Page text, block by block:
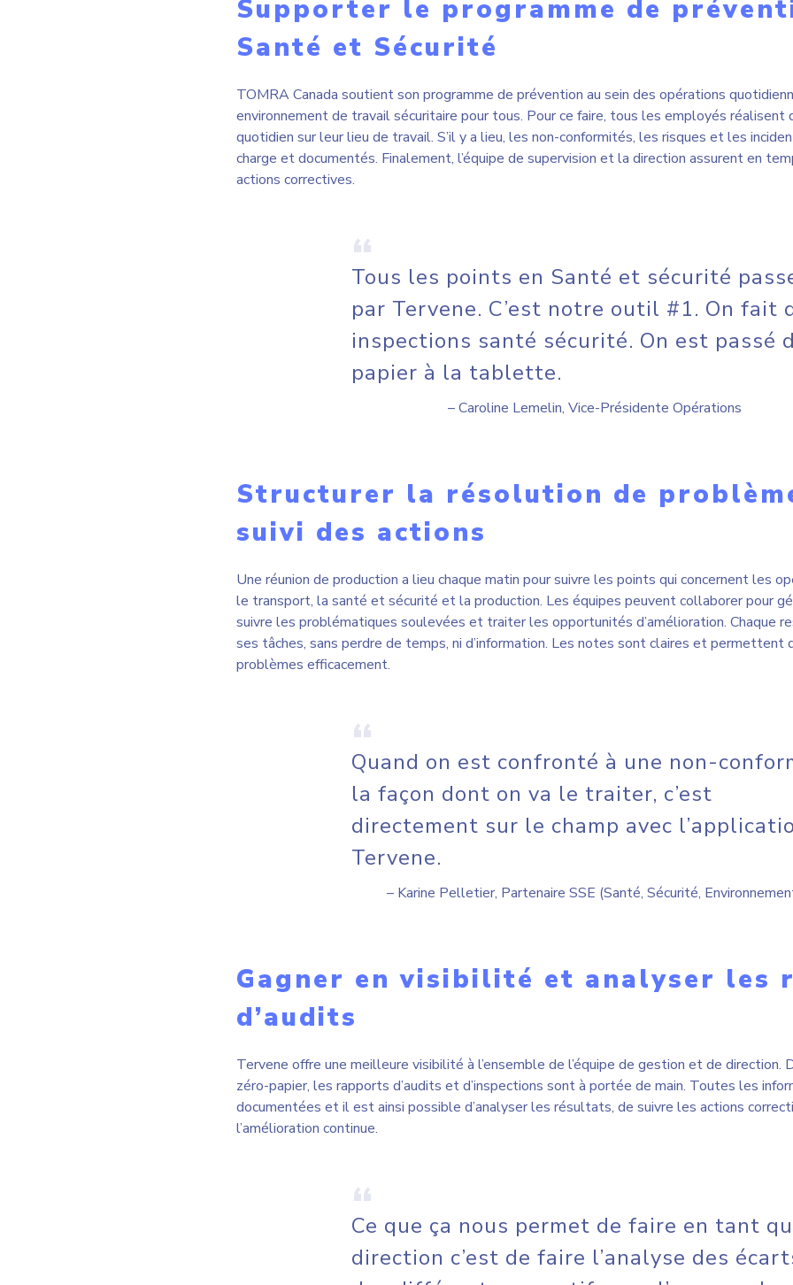
par Tervene. C’est notre outil #1. On fait
inspections santé sécurité. On est passé
– Caroline Lemelin, Vice-Présidente Opérations
Structurer la résolution de
Une réunion de production a lieu chaque matin pour suivre les points qui concernent les
le transport, la santé et sécurité et la production. Les équipes peuvent collaborer pour
suivre les problématiques soulevées et traiter les opportunités d’amélioration. Chaque
ses tâches, sans perdre de temps, ni d’information. Les notes sont claires et permettent
la façon dont on va le traiter, c’est
directement sur le champ avec
– Karine Pelletier, Partenaire SSE (Santé, Sécurité,
Gagner en visibilité et analyser les
Tervene offre une meilleure visibilité à l’ensemble de l’équipe de gestion et de direction.
zéro-papier, les rapports d’audits et d’inspections sont à portée de main. Toutes les
documentées et il est ainsi possible d’analyser les résultats, de suivre les actions
l’amélioration continue.
des différents correctifs que l’on a sur le
plancher, s’assurer que les suivis sont
– Anne-Marie Fleurant, Directrice Stratégie et Développement
À propos TOMRA Canada
TOMRA Canada fait partie du groupe TOMRA, une compagnie norvégienne. TOMRA
contenants consignés et fournit des services de maintenance et de réparation. TOMRA
de traitement des matières d’aluminium et de consignes au Québec.